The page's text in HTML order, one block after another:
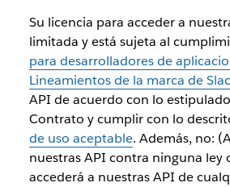
Su licencia para acceder a
limitada y está sujeta al
para desarrolladores de
Lineamientos de la marca de
API de acuerdo con lo
Contrato y cumplir con lo
de uso aceptable. Además, no:
nuestras API contra ninguna ley
accederá a nuestras API de